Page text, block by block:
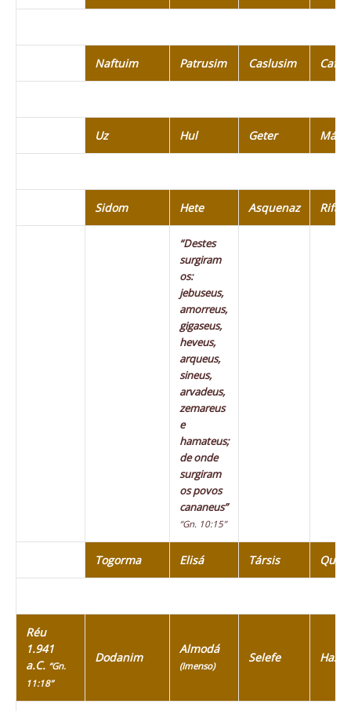
Naftuim Patrusim Caslusim
Uz Hul Geter Más
Sidom Hete Asquenaz Rifate
“Destes
surgiram
os:
jebuseus,
amorreus,
gigaseus,
heveus,
arqueus,
sineus,
arvadeus,
zemareus
e
hamateus;
de onde
surgiram
os povos
cananeus”
“Gn. 10:15”
Togorma Elisá Társis
Réu
1.941
a.C. “Gn.
11:18”
Dodanim
Almodá
(Imenso)
Selefe